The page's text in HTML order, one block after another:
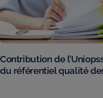
Contribution de
du référentiel qualité